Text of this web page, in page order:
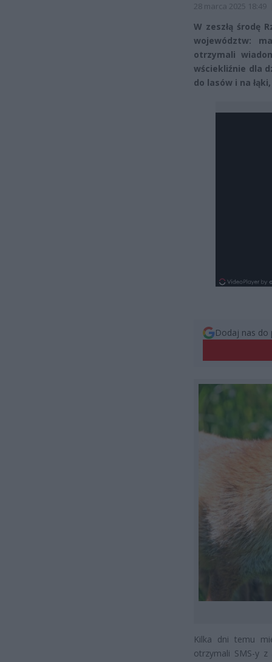
28 marca 2025 18:49
W zeszłą środę
województw:
otrzymali
wściekliźnie dla
do lasów i na
Dodaj nas do
Kilka dni temu
otrzymali SMS-y z